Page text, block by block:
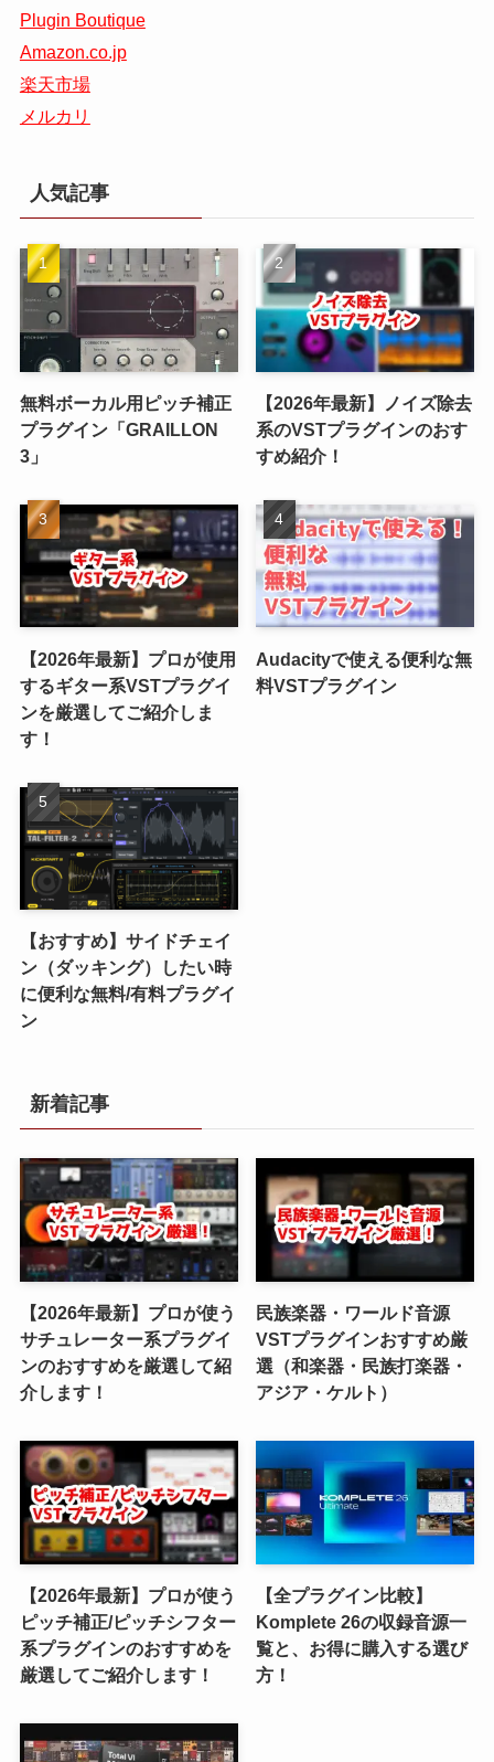
Plugin Boutique
Amazon.co.jp
楽天市場
メルカリ
人気記事
無料ボーカル用ピッチ補正
プラグイン「GRAILLON
3」
【2026年最新】ノイズ除去
系のVSTプラグインのおす
すめ紹介！
【2026年最新】プロが使用
するギター系VSTプラグイ
ンを厳選してご紹介しま
す！
Audacityで使える便利な無
料VSTプラグイン
【おすすめ】サイドチェイ
ン（ダッキング）したい時
に便利な無料/有料プラグイ
ン
新着記事
【2026年最新】プロが使う
サチュレーター系プラグイ
ンのおすすめを厳選して紹
介します！
民族楽器・ワールド音源
VSTプラグインおすすめ厳
選（和楽器・民族打楽器・
アジア・ケルト）
【2026年最新】プロが使う
ピッチ補正/ピッチシフター
系プラグインのおすすめを
厳選してご紹介します！
【全プラグイン比較】
Komplete 26の収録音源一
覧と、お得に購入する選び
方！